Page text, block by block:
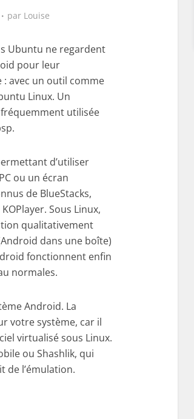
par Louise
Ubuntu ne regardent
pour leur
: avec un outil comme
Linux. Un
utilisée
d’utiliser
ou un écran
de BlueStacks,
Sous Linux,
qualitativement
dans une boîte)
fonctionnent enfin
normales.
Android. La
votre système, car il
virtualisé sous Linux.
ou Shashlik, qui
de l’émulation.